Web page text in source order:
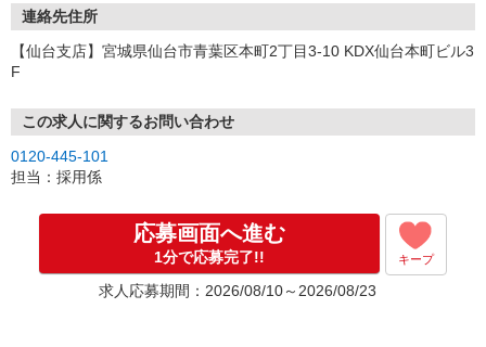
連絡先住所
【仙台支店】宮城県仙台市青葉区本町2丁目3-10 KDX仙台本町ビル3
F
この求人に関するお問い合わせ
0120-445-101
担当：採用係
応募画面へ進む
1分で応募完了!! キープ
求人応募期間：2026/08/10～2026/08/23